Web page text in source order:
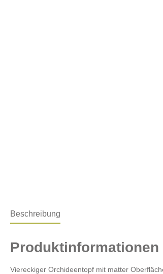
Beschreibung
Viereckiger Orchideentopf mit matter